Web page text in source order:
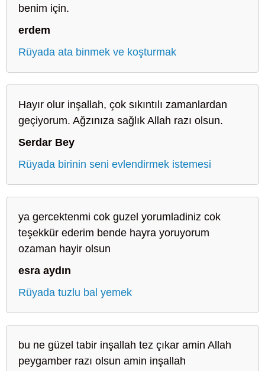
benim için.
erdem
Rüyada ata binmek ve koşturmak
Hayır olur inşallah, çok sıkıntılı zamanlardan
geçiyorum. Ağzınıza sağlık Allah razı olsun.
Serdar Bey
Rüyada birinin seni evlendirmek istemesi
ya gercektenmi cok guzel yorumladiniz cok
teşekkür ederim bende hayra yoruyorum
ozaman hayir olsun
esra aydın
Rüyada tuzlu bal yemek
bu ne güzel tabir inşallah tez çıkar amin Allah
peygamber razı olsun amin inşallah